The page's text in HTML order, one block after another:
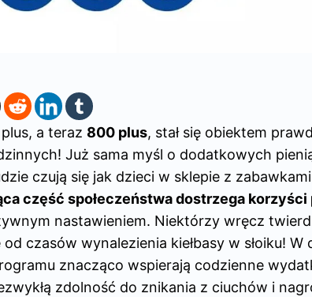
a teraz 800 plus, stał się obiektem
Już sama myśl o dodatkowych
czują się jak dzieci w sklepie z
część społeczeństwa dostrzega korzyści
nastawieniem. Niektórzy wręcz
od czasów wynalezienia kiełbasy w słoiku!
znacząco wspierają codzienne
zdolność do znikania z ciuchów i